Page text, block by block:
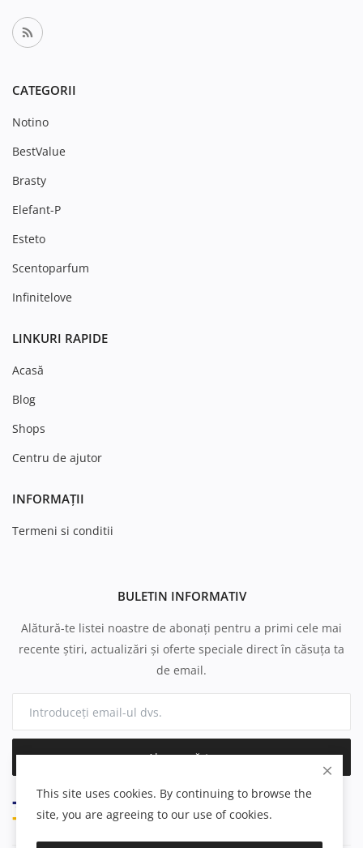
CATEGORII
Notino
BestValue
Brasty
Elefant-P
Esteto
Scentoparfum
Infinitelove
LINKURI RAPIDE
Acasă
Blog
Shops
Centru de ajutor
INFORMAȚII
Termeni si conditii
BULETIN INFORMATIV
Alătură-te listei noastre de abonați pentru a primi cele mai
recente știri, actualizări și oferte speciale direct în căsuța ta
de email.
Abonează-te
This site uses cookies. By continuing to browse the
site, you are agreeing to our use of cookies.